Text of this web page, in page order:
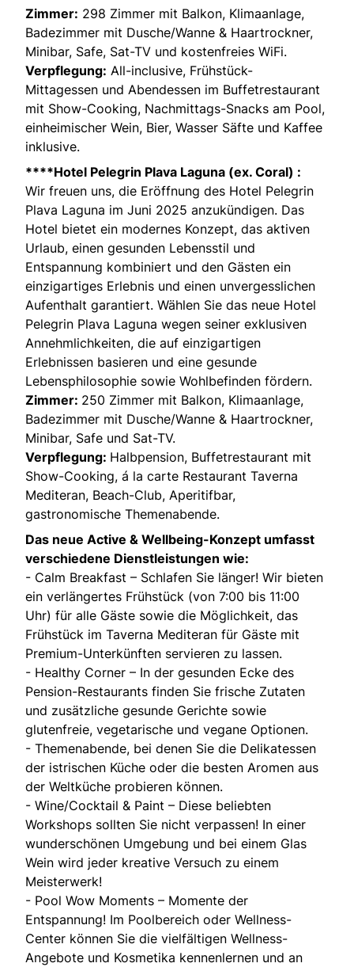
Zimmer: 298 Zimmer mit Balkon, Klimaanlage,
Badezimmer mit Dusche/Wanne & Haartrockner,
Minibar, Safe, Sat-TV und kostenfreies WiFi.
Verpflegung: All-inclusive, Frühstück-
Mittagessen und Abendessen im Buffetrestaurant
mit Show-Cooking, Nachmittags-Snacks am Pool,
einheimischer Wein, Bier, Wasser Säfte und Kaffee
inklusive.
****Hotel Pelegrin Plava Laguna (ex. Coral) :
Wir freuen uns, die Eröffnung des Hotel Pelegrin
Plava Laguna im Juni 2025 anzukündigen. Das
Hotel bietet ein modernes Konzept, das aktiven
Urlaub, einen gesunden Lebensstil und
Entspannung kombiniert und den Gästen ein
einzigartiges Erlebnis und einen unvergesslichen
Aufenthalt garantiert. Wählen Sie das neue Hotel
Pelegrin Plava Laguna wegen seiner exklusiven
Annehmlichkeiten, die auf einzigartigen
Erlebnissen basieren und eine gesunde
Lebensphilosophie sowie Wohlbefinden fördern.
Zimmer: 250 Zimmer mit Balkon, Klimaanlage,
Badezimmer mit Dusche/Wanne & Haartrockner,
Minibar, Safe und Sat-TV.
Verpflegung: Halbpension, Buffetrestaurant mit
Show-Cooking, á la carte Restaurant Taverna
Mediteran, Beach-Club, Aperitifbar,
gastronomische Themenabende.
Das neue Active & Wellbeing-Konzept umfasst
verschiedene Dienstleistungen wie:
- Calm Breakfast – Schlafen Sie länger! Wir bieten
ein verlängertes Frühstück (von 7:00 bis 11:00
Uhr) für alle Gäste sowie die Möglichkeit, das
Frühstück im Taverna Mediteran für Gäste mit
Premium-Unterkünften servieren zu lassen.
- Healthy Corner – In der gesunden Ecke des
Pension-Restaurants finden Sie frische Zutaten
und zusätzliche gesunde Gerichte sowie
glutenfreie, vegetarische und vegane Optionen.
- Themenabende, bei denen Sie die Delikatessen
der istrischen Küche oder die besten Aromen aus
der Weltküche probieren können.
- Wine/Cocktail & Paint – Diese beliebten
Workshops sollten Sie nicht verpassen! In einer
wunderschönen Umgebung und bei einem Glas
Wein wird jeder kreative Versuch zu einem
Meisterwerk!
- Pool Wow Moments – Momente der
Entspannung! Im Poolbereich oder Wellness-
Center können Sie die vielfältigen Wellness-
Angebote und Kosmetika kennenlernen und an